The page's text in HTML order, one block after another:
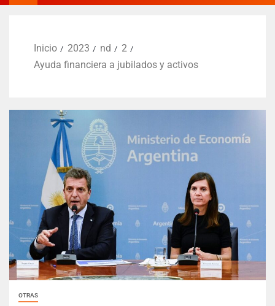
Inicio 2023 nd
2
Ayuda financiera a jubilados y activos
OTRAS